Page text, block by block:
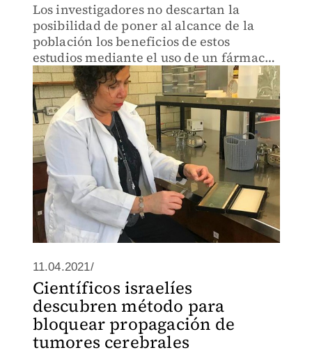
Los investigadores no descartan la
posibilidad de poner al alcance de la
población los beneficios de estos
estudios mediante el uso de un fármaco
que no cause efectos adversos a la salud.
11.04.2021/
Científicos israelíes
descubren método para
bloquear propagación de
tumores cerebrales